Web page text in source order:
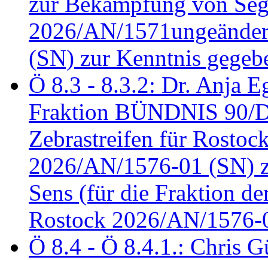
2026/AN/
(SN) zur Kenntnis
Ö 8.3 - 8.3.2: Dr. Anja
Fraktion BÜNDNIS 90/
Zebrastreifen für
2026/AN/1576-01 (SN)
Sens (für die Fraktion
Rostock 2026/AN/1576-
Ö 8.4 - Ö 8.4.1.: Chris